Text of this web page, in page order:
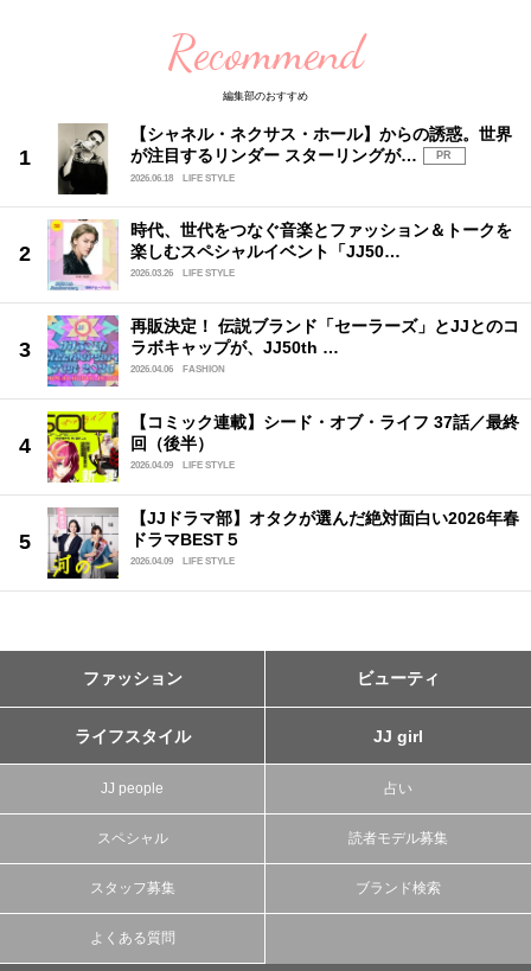
Recommend
編集部のおすすめ
【シャネル・ネクサス・ホール】からの誘惑。世界
が注目するリンダー スターリングが…
PR
2026.06.18
LIFE STYLE
時代、世代をつなぐ音楽とファッション＆トークを
楽しむスペシャルイベント「JJ50…
2026.03.26 LIFE STYLE
再販決定！ 伝説ブランド「セーラーズ」とJJとのコ
ラボキャップが、JJ50th …
2026.04.06 FASHION
【コミック連載】シード・オブ・ライフ 37話／最終
回（後半）
2026.04.09 LIFE STYLE
【JJドラマ部】オタクが選んだ絶対面白い2026年春
ドラマBEST５
2026.04.09 LIFE STYLE
ファッション ビューティ
ライフスタイル JJ girl
JJ people 占い
スペシャル 読者モデル募集
スタッフ募集 ブランド検索
よくある質問